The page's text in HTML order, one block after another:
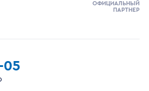
05
ОФИЦИАЛЬНЫЙ
ПАРТНЕР